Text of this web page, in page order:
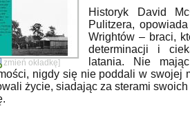
zmień okładkę]
Historyk David
Pulitzera,
Wrightów – braci,
determinacji i
latania. Nie
nigdy się nie poddali w swojej
życie, siadając za sterami